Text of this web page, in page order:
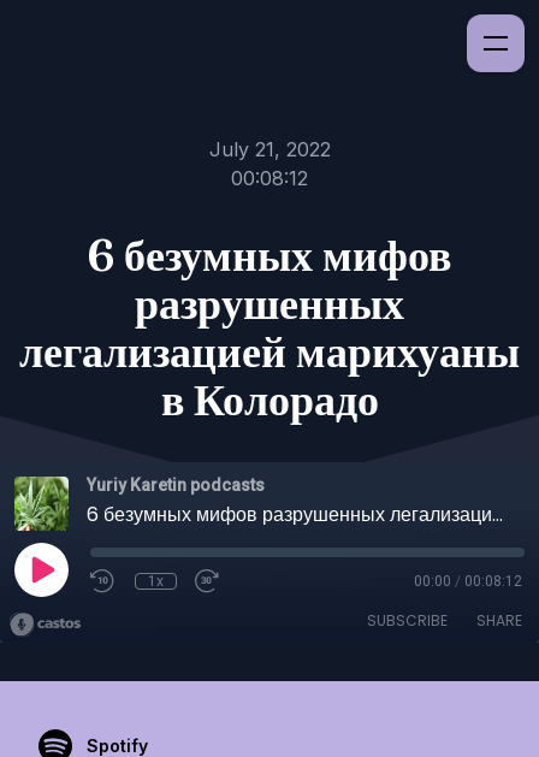
July 21, 2022
00:08:12
6 безумных мифов
разрушенных
легализацией марихуаны
в Колорадо
Yuriy Karetin podcasts
6 безумных мифов разрушенных легализацией марихуаны в Колорадо
1x 00:00 / 00:08:12
SUBSCRIBE SHARE
Spotify